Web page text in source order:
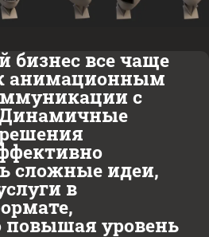
бизнес все чаще
анимационным
с
Динамичные
сложные идеи,
в
повышая уровень